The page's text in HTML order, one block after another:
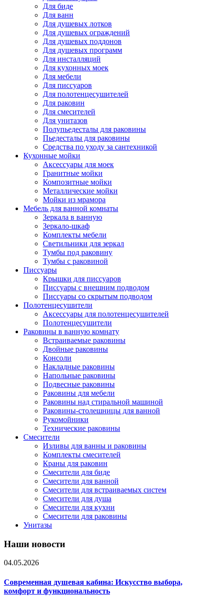
Для биде
Для ванн
Для душевых лотков
Для душевых ограждений
Для душевых поддонов
Для душевых программ
Для инсталляций
Для кухонных моек
Для мебели
Для писсуаров
Для полотенцесушителей
Для раковин
Для смесителей
Для унитазов
Полупьедесталы для раковины
Пьедесталы для раковины
Средства по уходу за сантехникой
Кухонные мойки
Аксессуары для моек
Гранитные мойки
Композитные мойки
Металлические мойки
Мойки из мрамора
Мебель для ванной комнаты
Зеркала в ванную
Зеркало-шкаф
Комплекты мебели
Светильники для зеркал
Тумбы под раковину
Тумбы с раковиной
Писсуары
Крышки для писсуаров
Писсуары с внешним подводом
Писсуары со скрытым подводом
Полотенцесушители
Аксессуары для полотенцесушителей
Полотенцесушители
Раковины в ванную комнату
Встраиваемые раковины
Двойные раковины
Консоли
Накладные раковины
Напольные раковины
Подвесные раковины
Раковины для мебели
Раковины над стиральной машиной
Раковины-столешницы для ванной
Рукомойники
Технические раковины
Смесители
Изливы для ванны и раковины
Комплекты смесителей
Краны для раковин
Смесители для биде
Смесители для ванной
Смесители для встраиваемых систем
Смесители для душа
Смесители для кухни
Смесители для раковины
Унитазы
Наши новости
04.05.2026
Современная душевая кабина: Искусство выбора,
комфорт и функциональность